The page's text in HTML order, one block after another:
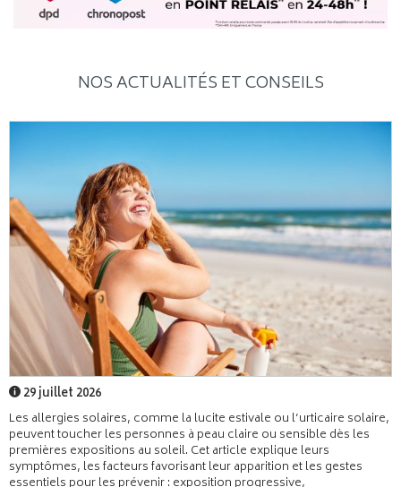
NOS ACTUALITÉS ET CONSEILS
29 juillet 2026
Les allergies solaires, comme la lucite estivale ou l’urticaire solaire,
peuvent toucher les personnes à peau claire ou sensible dès les
premières expositions au soleil. Cet article explique leurs
symptômes, les facteurs favorisant leur apparition et les gestes